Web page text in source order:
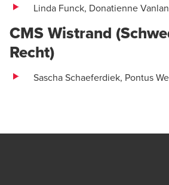
Linda Funck, Donatienne
CMS Wistrand
Recht)
Sascha Schaeferdiek, Pontus